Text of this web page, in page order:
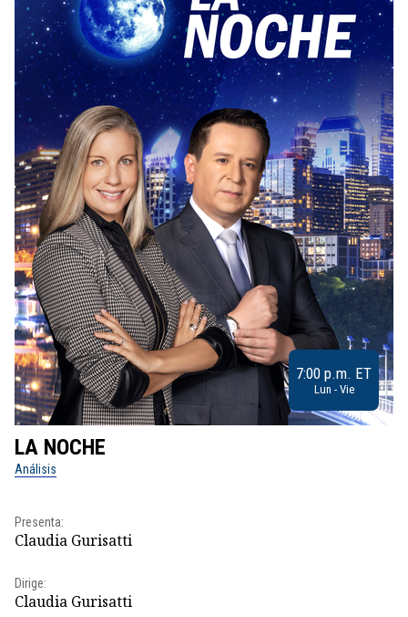
7:00 p.m. ET
Lun - Vie
LA NOCHE
Análisis
Presenta:
Claudia Gurisatti
Dirige:
Claudia Gurisatti